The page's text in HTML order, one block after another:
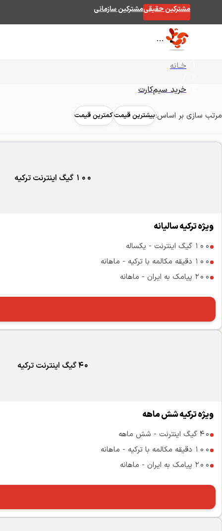
مشترکین حقیقیمشترکین سازمانی
خـانه
خرید سیم‌کارت
مرتب سازی بر اساس:بیشترین قیمتکمترین قیمت
100 گیگ اینترنت ترکیه
ویژه ترکیه سالیانه
100 گیگ اینترنت - یکساله
100 دقیقه مکالمه با ترکیه - ماهانه
200 پیامک به ایران - ماهانه
40 گیگ اینترنت ترکیه
ویژه ترکیه شش ماهه
40 گیگ اینترنت - شش ماهه
100 دقیقه مکالمه با ترکیه - ماهانه
200 پیامک به ایران - ماهانه